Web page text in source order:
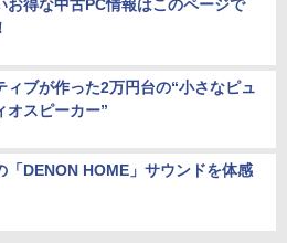
お得な中古PC情報はこのページで
ィブが作った2万円台の“小さなピュ
オスピーカー”
「DENON HOME」サウンドを体感